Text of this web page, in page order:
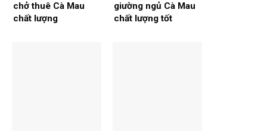
chở thuê Cà Mau
chất lượng
giường ngủ Cà Mau
chất lượng tốt